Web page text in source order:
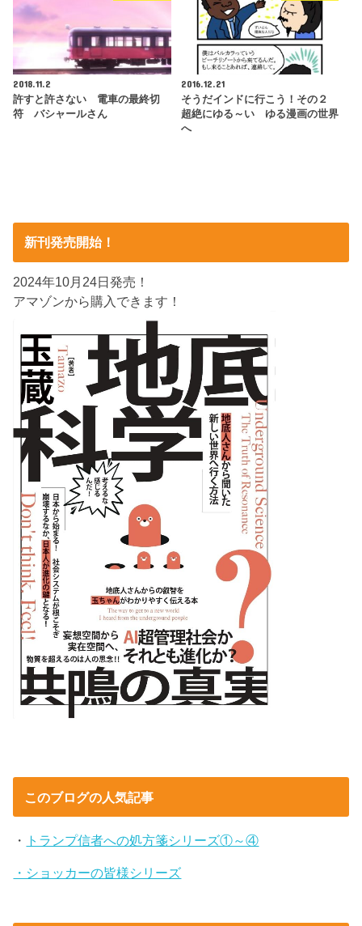
2018.11.2
許すと許さない 電車の最終切
符 バシャールさん
2016.12.21
そうだインドに行こう！その２
超絶にゆる～い ゆる漫画の世界
へ
新刊発売開始！
2024年10月24日発売！
アマゾンから購入できます！
このブログの人気記事
・ トランプ信者への処方箋シリーズ①～④
・ショッカーの皆様シリーズ